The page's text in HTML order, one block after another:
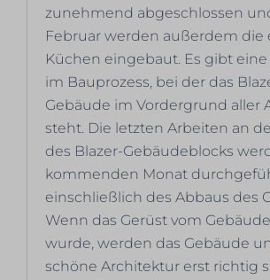
zunehmend abgeschlossen
Februar werden außerdem die
Küchen eingebaut. Es gibt
im Bauprozess, bei der das
Gebäude im Vordergrund aller
steht. Die letzten Arbeiten an
des Blazer-Gebäudeblocks
kommenden Monat
einschließlich des Abbaus des
Wenn das Gerüst vom
wurde, werden das Gebäude
schöne Architektur erst richtig